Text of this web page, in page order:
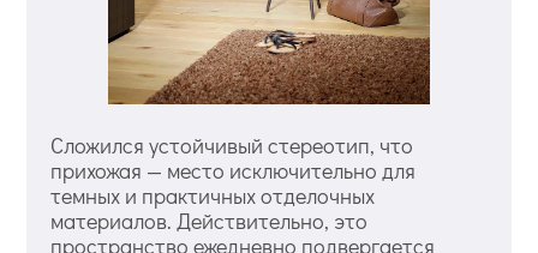
Сложился устойчивый стереотип, что
прихожая — место исключительно для
темных и практичных отделочных
материалов. Действительно, это
пространство ежедневно подвергается